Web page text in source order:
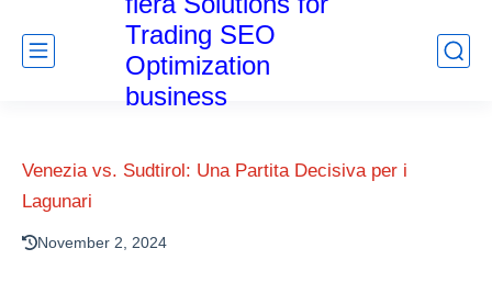
Trading SEO
Optimization
business
Venezia vs. Sudtirol: Una Partita Decisiva per i
Lagunari
November 2, 2024